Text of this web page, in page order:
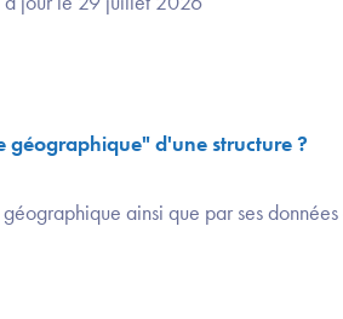
géographique" d'une structure ?
ainsi que par ses